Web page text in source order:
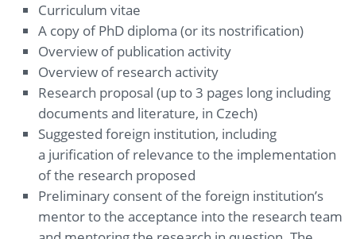
Curriculum vitae
A copy of PhD diploma (or its nostrification)
Overview of publication activity
Overview of research activity
Research proposal (up to 3 pages long including
documents and literature, in Czech)
Suggested foreign institution, including
a jurification of relevance to the implementation
of the research proposed
Preliminary consent of the foreign institution’s
mentor to the acceptance into the research team